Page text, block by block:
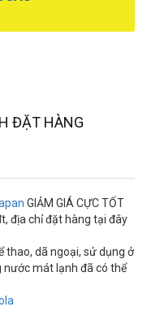
ĐẶT HÀNG
GIẢM GIÁ CỰC TỐT
địa chỉ đặt hàng tại đây
thao, dã ngoại, sử dụng ở
nước mát lạnh đã có thể